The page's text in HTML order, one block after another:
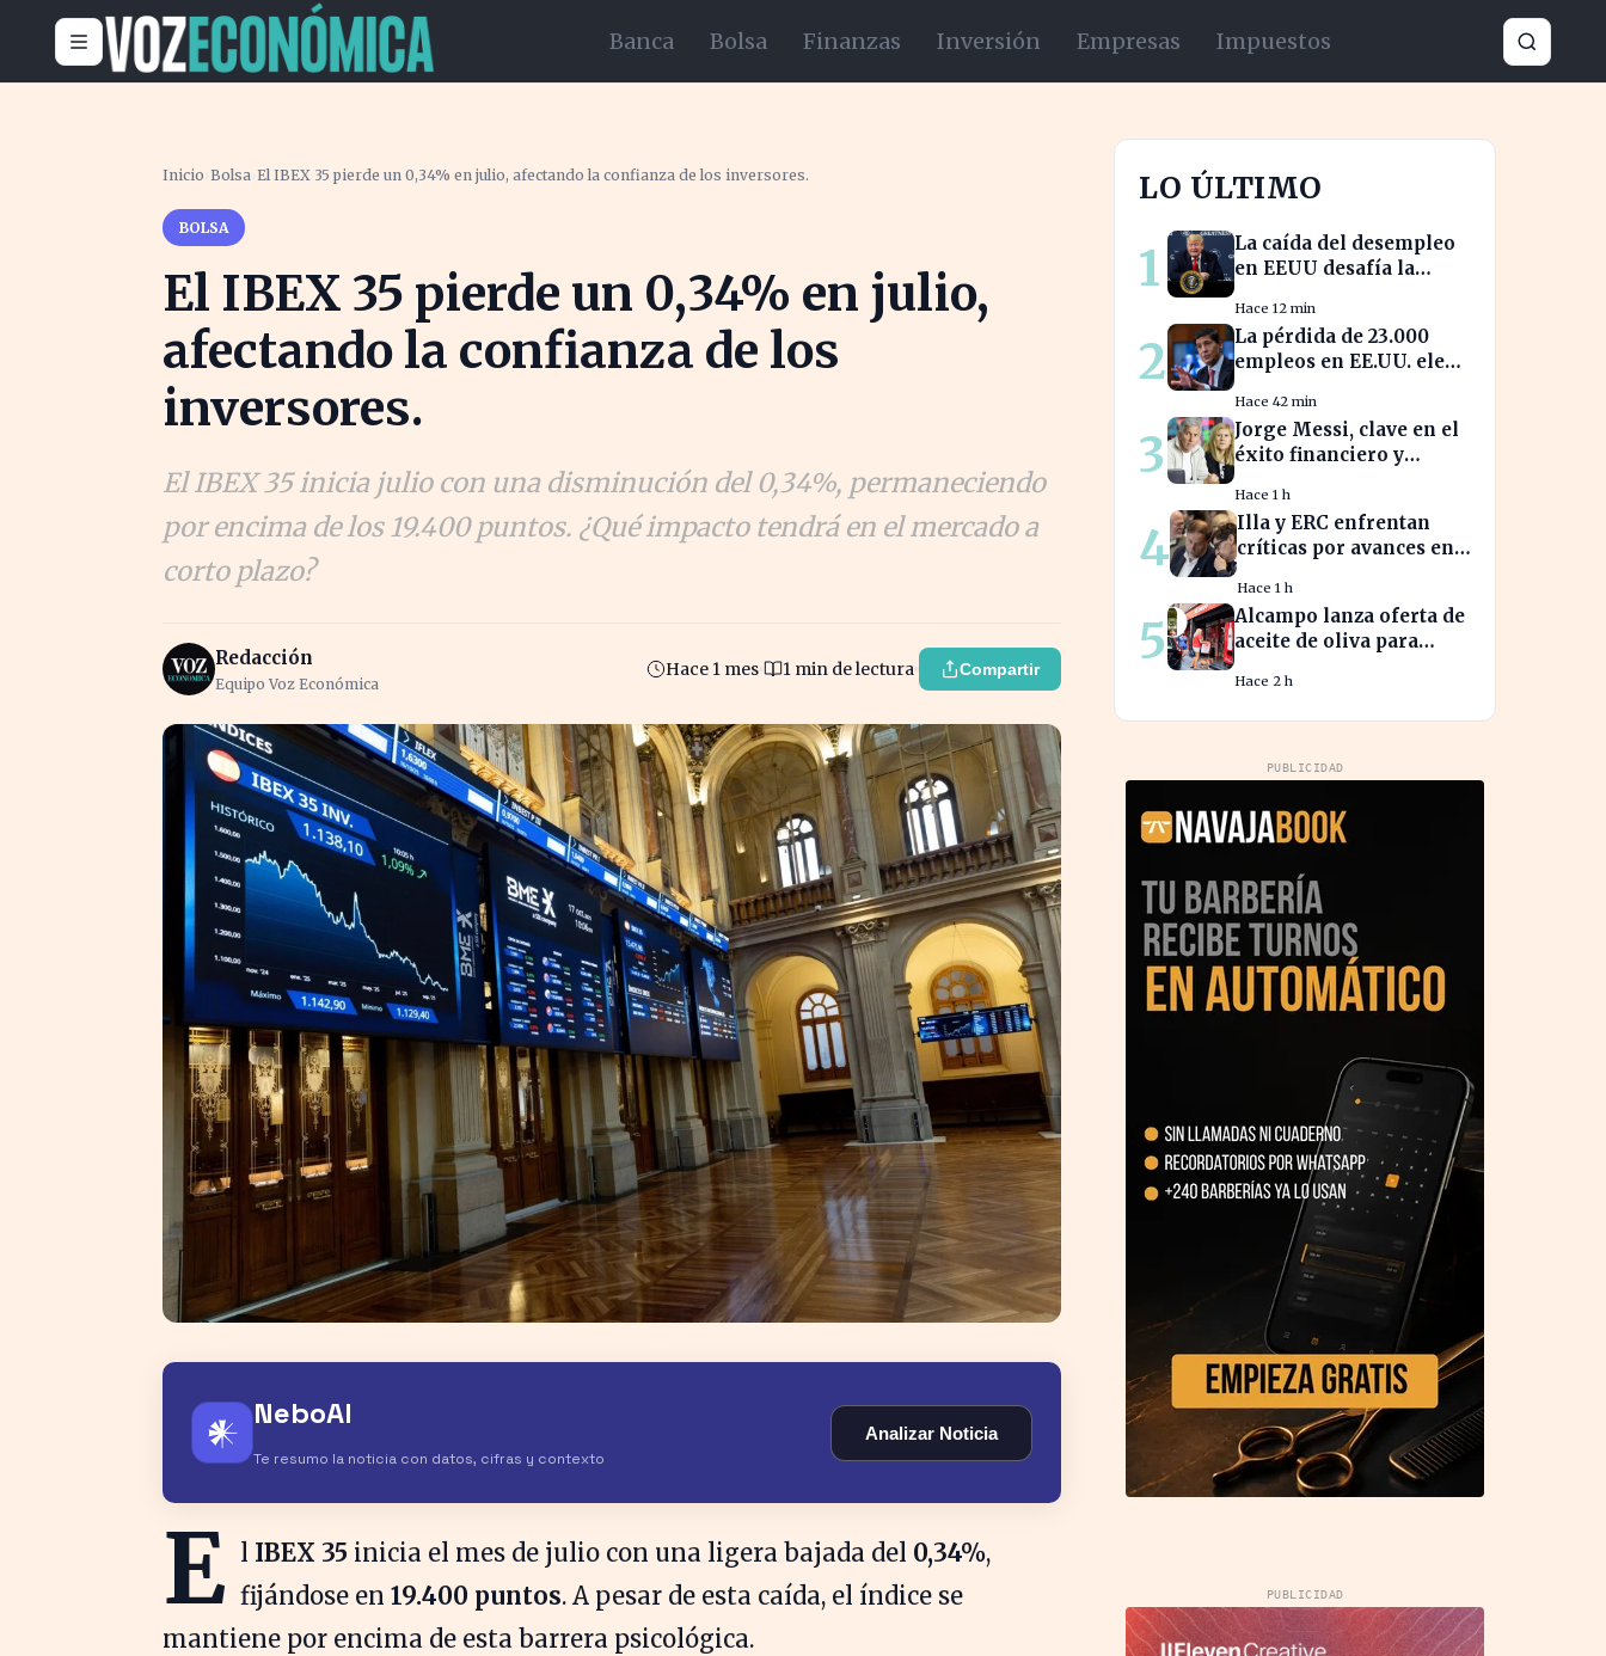
Banca Bolsa Finanzas Inversión Empresas Impuestos
Inicio ›Bolsa›El IBEX 35 pierde un 0,34% en julio, afectando la confianza de los inversores.
BOLSA
El IBEX 35 pierde un 0,34% en julio,
afectando la confianza de los
inversores.
El IBEX 35 inicia julio con una disminución del 0,34%, permaneciendo
por encima de los 19.400 puntos. ¿Qué impacto tendrá en el mercado a
corto plazo?
Redacción
Equipo Voz Económica
Hace 1 mes 1 min de lectura Compartir
𒀭 NeboAI
Te resumo la noticia con datos, cifras y contexto
Analizar Noticia
E l IBEX 35 inicia el mes de julio con una ligera bajada del 0,34%,
fijándose en 19.400 puntos. A pesar de esta caída, el índice se
mantiene por encima de esta barrera psicológica.
LO ÚLTIMO
1
La caída del desempleo
en EEUU desafía la
empleos en julio
Hace 12 min
2
La pérdida de 23.000
empleos en EE.UU. eleva
para actuar
Hace 42 min
3
Jorge Messi, clave en el
éxito financiero y
Messi en la actualidad
Hace 1 h
4
Illa y ERC enfrentan
críticas por avances en
estancamiento fiscal
Hace 1 h
5
Alcampo lanza oferta de
aceite de oliva para
Carrefour este agosto
Hace 2 h
PUBLICIDAD
PUBLICIDAD